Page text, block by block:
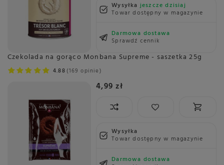
Wysyłkajeszcze dzisiaj
Towar dostępny w magazynie
Darmowa dostawa
Sprawdź cennik
Czekolada na gorąco Monbana Supreme - saszetka 25g
4.88 169 opinie
4,99 zł
Wysyłka
Towar dostępny w magazynie
Darmowa dostawa